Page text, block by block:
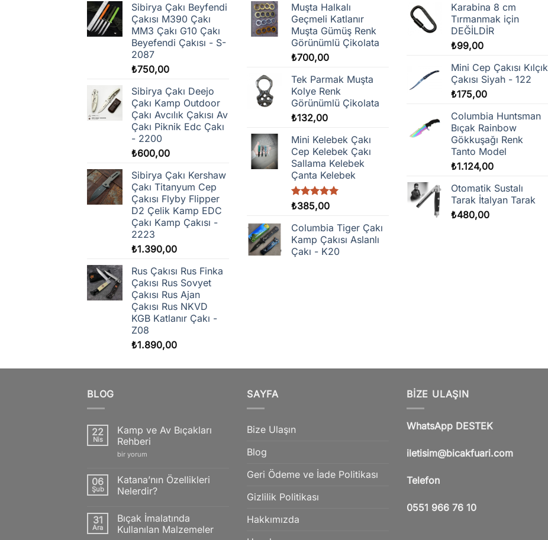
Sibirya Çakı Beyfendi
Çakısı M390 Çakı
MM3 Çakı G10 Çakı
Beyefendi Çakısı - S-
2087
₺750,00
Sibirya Çakı Deejo
Çakı Kamp Outdoor
Çakı Avcılık Çakısı Av
Çakı Piknik Edc Çakı
- 2200
₺600,00
Sibirya Çakı Kershaw
Çakı Titanyum Cep
Çakısı Flyby Flipper
D2 Çelik Kamp EDC
Çakı Kamp Çakısı -
2223
₺1.390,00
Rus Çakısı Rus Finka
Çakısı Rus Sovyet
Çakısı Rus Ajan
Çakısı Rus NKVD
KGB Katlanır Çakı -
Z08
₺1.890,00
Muşta Halkalı
Geçmeli Katlanır
Muşta Gümüş Renk
Görünümlü Çikolata
₺700,00
Tek Parmak Muşta
Kolye Renk
Görünümlü Çikolata
₺132,00
Mini Kelebek Çakı
Cep Kelebek Çakı
Sallama Kelebek
Çanta Kelebek
5 üzerinden
oy
aldı
₺385,00
Columbia Tiger Çakı
Kamp Çakısı Aslanlı
Çakı - K20
Karabina 8 cm
Tırmanmak için
DEĞİLDİR
₺99,00
Mini Cep Çakısı Kılçık
Çakısı Siyah - 122
₺175,00
Columbia Huntsman
Bıçak Rainbow
Gökkuşağı Renk
Tanto Model
₺1.124,00
Otomatik Sustalı
Tarak İtalyan Tarak
₺480,00
BLOG
22
Nis
Kamp ve Av Bıçakları
Rehberi
Kamp
Bıçakları
Rehberi
için
bir yorum
06
Şub
Katana’nın Özellikleri
Nelerdir?
Katana’nın
Özellikleri
Nelerdir?
31
Ara
Bıçak İmalatında
Kullanılan Malzemeler
SAYFA
Bize Ulaşın
Blog
Geri Ödeme ve İade Politikası
Gizlilik Politikası
Hakkımızda
BIZE ULAŞIN
WhatsApp DESTEK
iletisim@bicakfuari.com
Telefon
0551 966 76 10